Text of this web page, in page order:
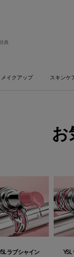
典
メイクアップ スキンケ
お
ラブシャイン